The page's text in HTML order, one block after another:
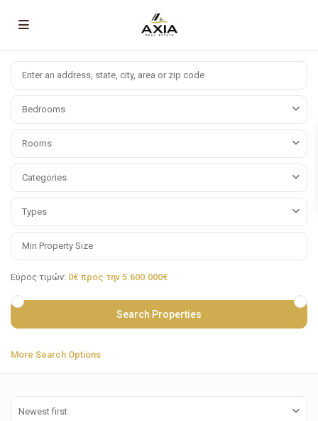
Bedrooms
Rooms
Categories
Types
Εύρος τιμών: 0€ προς την 5.600.000€
More Search Options
Newest first